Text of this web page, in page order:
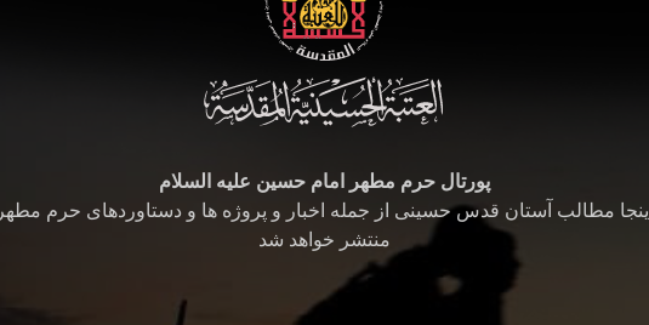
پورتال حرم مطهر امام حسین علیه السلام
اینجا مطالب آستان قدس حسینی از جمله اخبار و پروژه ها و دستاوردهای حرم مطهر
منتشر خواهد شد